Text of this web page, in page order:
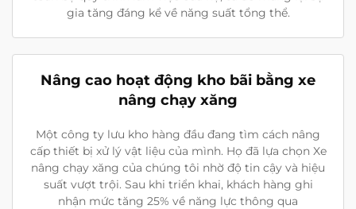
gia tăng đáng kể về năng suất tổng thể.
Nâng cao hoạt động kho bãi bằng xe
nâng chạy xăng
Một công ty lưu kho hàng đầu đang tìm cách nâng
cấp thiết bị xử lý vật liệu của mình. Họ đã lựa chọn Xe
nâng chạy xăng của chúng tôi nhờ độ tin cậy và hiệu
suất vượt trội. Sau khi triển khai, khách hàng ghi
nhận mức tăng 25% về năng lực thông qua